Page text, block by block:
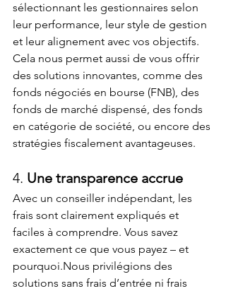
sélectionnant les gestionnaires selon
leur performance, leur style de gestion
et leur alignement avec vos objectifs.
Cela nous permet aussi de vous offrir
des solutions innovantes, comme des
fonds négociés en bourse (FNB), des
fonds de marché dispensé, des fonds
en catégorie de société, ou encore des
stratégies fiscalement avantageuses.
4. Une transparence accrue
Avec un conseiller indépendant, les
frais sont clairement expliqués et
faciles à comprendre. Vous savez
exactement ce que vous payez – et
pourquoi.Nous privilégions des
solutions sans frais d’entrée ni frais